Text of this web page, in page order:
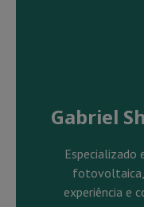
Gabriel
Especializado
fotovoltaica,
experiência e